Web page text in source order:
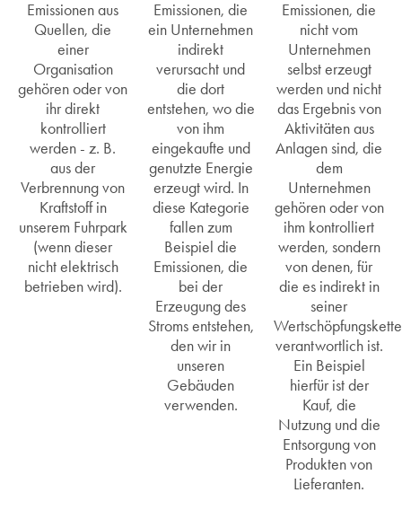
Emissionen aus
Quellen, die
einer
Organisation
gehören oder von
ihr direkt
kontrolliert
werden - z. B.
aus der
Verbrennung von
Kraftstoff in
unserem Fuhrpark
(wenn dieser
nicht elektrisch
betrieben wird).
Emissionen, die
ein Unternehmen
indirekt
verursacht und
die dort
entstehen, wo die
von ihm
eingekaufte und
genutzte Energie
erzeugt wird. In
diese Kategorie
fallen zum
Beispiel die
Emissionen, die
bei der
Erzeugung des
Stroms entstehen,
den wir in
unseren
Gebäuden
verwenden.
Emissionen, die
nicht vom
Unternehmen
selbst erzeugt
werden und nicht
das Ergebnis von
Aktivitäten aus
Anlagen sind, die
dem
Unternehmen
gehören oder von
ihm kontrolliert
werden, sondern
von denen, für
die es indirekt in
seiner
Wertschöpfungskette
verantwortlich ist.
Ein Beispiel
hierfür ist der
Kauf, die
Nutzung und die
Entsorgung von
Produkten von
Lieferanten.